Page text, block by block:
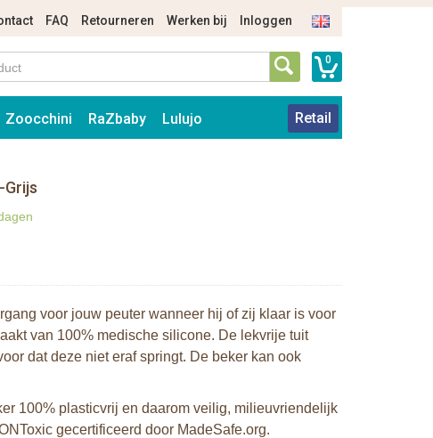
FAQ Retourneren Werken bij Inloggen
0
Zoocchini RaZbaby Lulujo Retail
voor jouw peuter wanneer hij of zij klaar is voor
van 100% medische silicone. De lekvrije tuit
dat deze niet eraf springt. De beker kan ook
100% plasticvrij en daarom veilig, milieuvriendelijk
gecertificeerd door MadeSafe.org.